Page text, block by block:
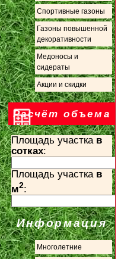
Спортивные газоны
Газоны повышенной
декоративности
Медоносы и
сидераты
Акции и скидки
Расчёт объема
Площадь участка в
сотках:
Площадь участка в
м2:
Информация
Многолетние